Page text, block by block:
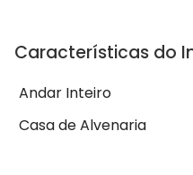
Características do
Andar Inteiro
Casa de Alvenaria